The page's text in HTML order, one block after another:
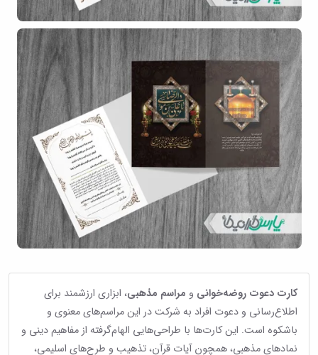
کارت دعوت روضه‌خوانی و مراسم مذهبی، ابزاری ارزشمند برای
اطلاع‌رسانی و دعوت افراد به شرکت در این مراسم‌های معنوی و
باشکوه است. این کارت‌ها با طراحی‌هایی الهام‌گرفته از مفاهیم دینی و
نمادهای مذهبی، همچون آیات قرآن، تذهیب و طرح‌های اسلیمی،